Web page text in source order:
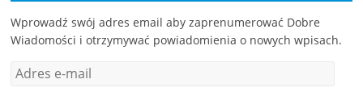
Wprowadź swój adres email aby zaprenumerować Dobre
Wiadomości i otrzymywać powiadomienia o nowych wpisach.